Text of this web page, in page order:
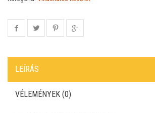
LEÍRÁS
VÉLEMÉNYEK (0)